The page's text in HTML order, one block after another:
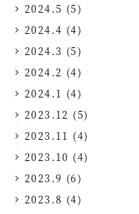
2024.5 (5)
2024.4 (4)
2024.3 (5)
2024.2 (4)
2024.1 (4)
2023.12 (5)
2023.11 (4)
2023.10 (4)
2023.9 (6)
2023.8 (4)